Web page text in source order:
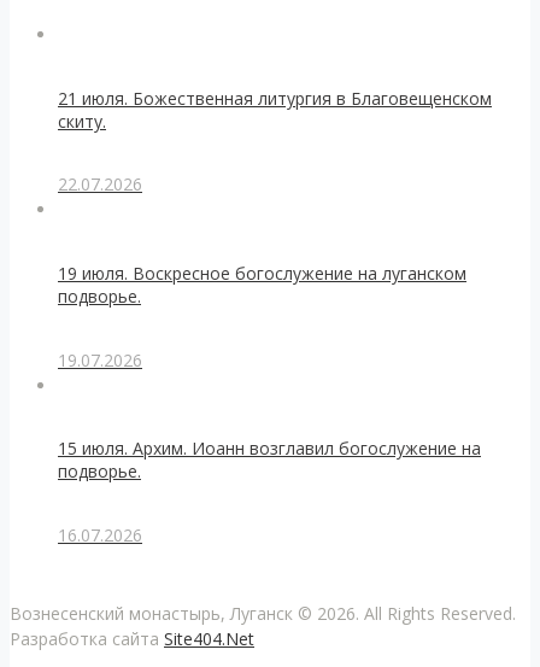
21 июля. Божественная литургия в Благовещенском
скиту.
22.07.2026
19 июля. Воскресное богослужение на луганском
подворье.
19.07.2026
15 июля. Архим. Иоанн возглавил богослужение на
подворье.
16.07.2026
Вознесенский монастырь, Луганск © 2026. All Rights Reserved.
Разработка сайта Site404.Net